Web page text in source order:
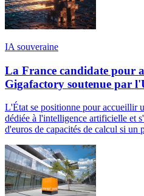
IA souveraine
La France candidate pour
Gigafactory soutenue par
L'État se positionne pour accueillir
dédiée à l'intelligence artificielle et
d'euros de capacités de calcul si un